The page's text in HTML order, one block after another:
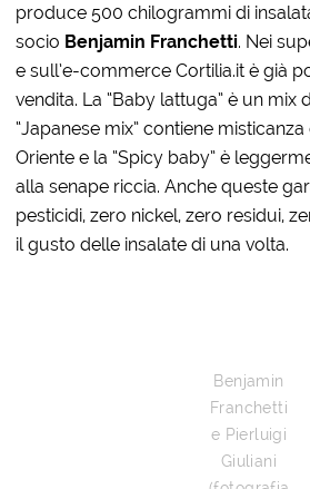
produce 500 chilogrammi di
socio Benjamin Franchetti. Nei
e sull’e-commerce Cortilia.it è già
vendita. La “Baby lattuga” è un mix
“Japanese mix” contiene
Oriente e la “Spicy baby” è
alla senape riccia. Anche queste
pesticidi, zero nickel, zero residui,
il gusto delle insalate di una volta.
Benjamin
Franchetti
e Pierluigi
Giuliani